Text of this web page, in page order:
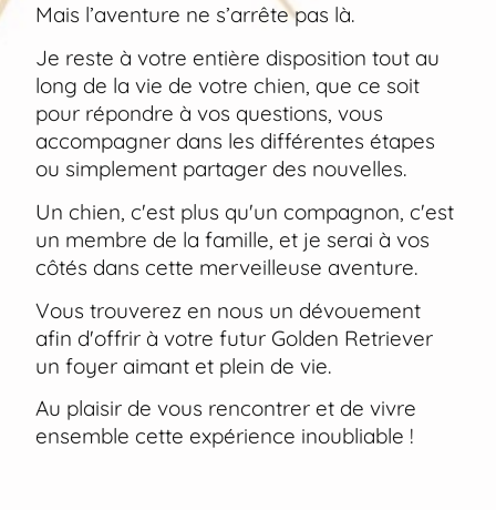
Mais l’aventure ne s’arrête pas là.
Je reste à votre entière disposition tout au
long de la vie de votre chien, que ce soit
pour répondre à vos questions, vous
accompagner dans les différentes étapes
ou simplement partager des nouvelles.
Un chien, c'est plus qu'un compagnon, c'est
un membre de la famille, et je serai à vos
côtés dans cette merveilleuse aventure.
Vous trouverez en nous un dévouement
afin d'offrir à votre futur Golden Retriever
un foyer aimant et plein de vie.
Au plaisir de vous rencontrer et de vivre
ensemble cette expérience inoubliable !